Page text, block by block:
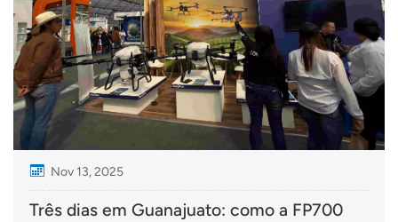
Nov 13, 2025
Três dias em Guanajuato: como a FP700